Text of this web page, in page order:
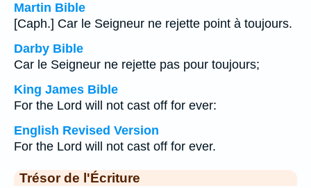
Martin Bible
[Caph.] Car le Seigneur ne rejette point à toujours.
Darby Bible
Car le Seigneur ne rejette pas pour toujours;
King James Bible
For the Lord will not cast off for ever:
English Revised Version
For the Lord will not cast off for ever.
Trésor de l'Écriture